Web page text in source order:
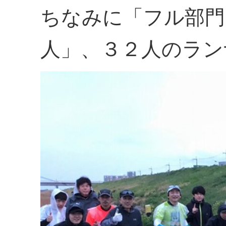
ちなみに「フル部
人」、３２人のラ